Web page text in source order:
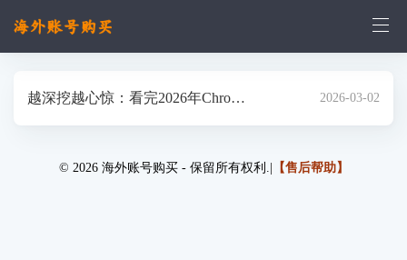
越深挖越心惊：看完2026年Chrom
裸奔【X.PIN】
2026-03-02
© 2026 海外账号购买 - 保留所有权利.| 【售后帮助】